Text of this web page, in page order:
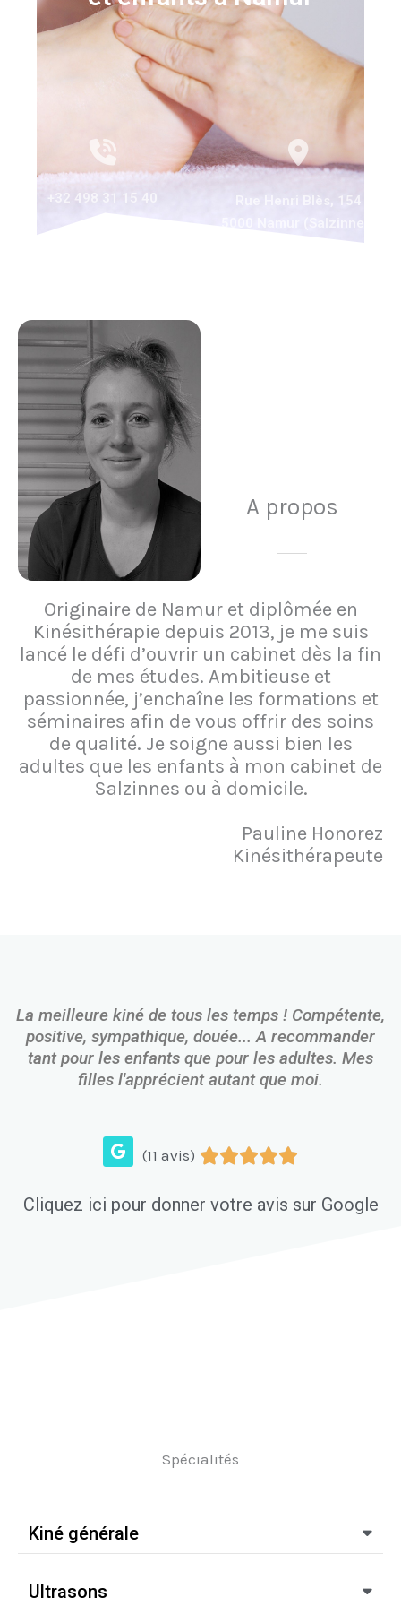
+32 498 31 15 40
Rue Henri Blès, 154
5000 Namur (Salzinnes)
A propos
Originaire de Namur et diplômée en
Kinésithérapie depuis 2013, je me suis
lancé le défi d’ouvrir un cabinet dès la fin
de mes études. Ambitieuse et
passionnée, j’enchaîne les formations et
séminaires afin de vous offrir des soins
de qualité. Je soigne aussi bien les
adultes que les enfants à mon cabinet de
Salzinnes ou à domicile.
Pauline Honorez
Kinésithérapeute
La meilleure kiné de tous les temps ! Compétente,
positive, sympathique, douée... A recommander
tant pour les enfants que pour les adultes. Mes
filles l'apprécient autant que moi.
G
o
o
l
(11 avis) 
sur
Cliquez ici pour donner votre avis sur Google
Spécialités
Kiné générale
Ultrasons